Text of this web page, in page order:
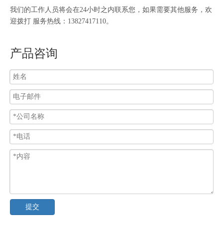
我们的工作人员将会在24小时之内联系您，如果需要其他服务，欢
迎拨打 服务热线：13827417110。
产品咨询
提交